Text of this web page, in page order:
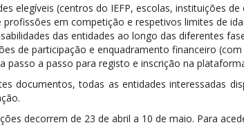
elegíveis (centros do IEFP, escolas, instituições
profissões em competição e respetivos limites de
das entidades ao longo das diferentes
de participação e enquadramento financeiro
passo a passo para registo e inscrição na
documentos, todas as entidades interessadas
decorrem de 23 de abril a 10 de maio. Para